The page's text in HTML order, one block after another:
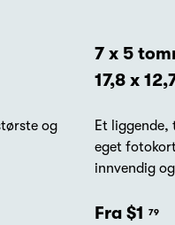
og
7 x 5
17,8 x
Et
eget
innvendig
Fra $1 79